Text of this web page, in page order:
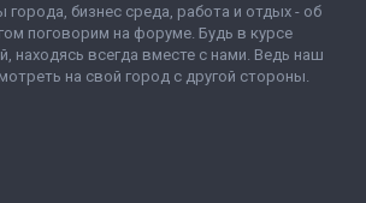
бизнес среда, работа и отдых - об
поговорим на форуме. Будь в курсе
находясь всегда вместе с нами. Ведь наш
на свой город с другой стороны.